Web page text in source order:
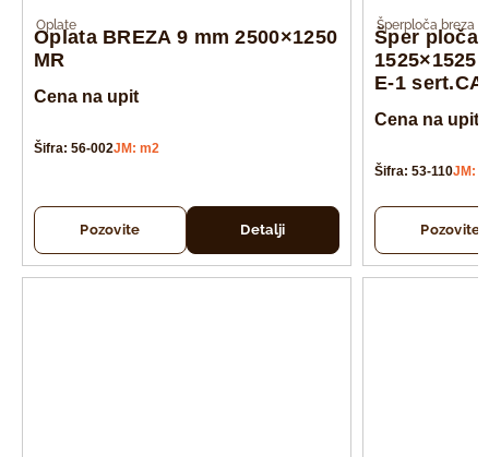
Oplate
Oplata BREZA 9 mm 2500×1250
MR
Cena na upit
Šifra: 56-002JM: m2
Pozovite Detalji
Šperploča breza
Šper ploča
1525×1525
E-1
Cena na upit
Šifra: 53-110JM:
Pozovite